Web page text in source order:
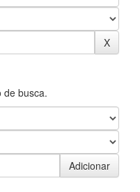
de busca.